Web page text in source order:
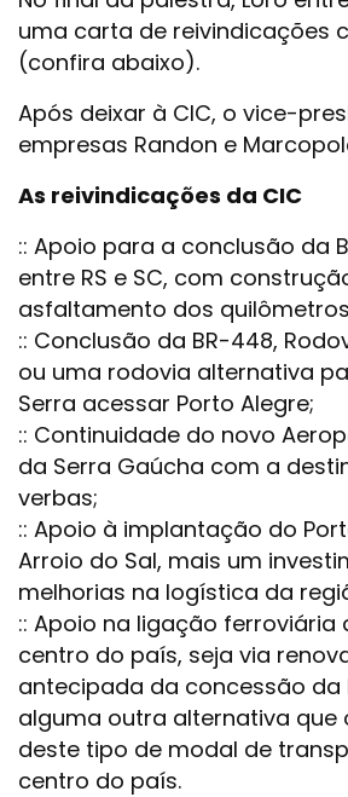
uma carta de reivindicações
(confira abaixo).
Após deixar à CIC, o vice-
empresas Randon e
As reivindicações da CIC
:: Apoio para a conclusão da
entre RS e SC, com
asfaltamento dos
:: Conclusão da BR-448,
ou uma rodovia alternativa
Serra acessar Porto Alegre;
:: Continuidade do novo
da Serra Gaúcha com a
verbas;
:: Apoio à implantação do
Arroio do Sal, mais um
melhorias na logística da
:: Apoio na ligação ferroviária
centro do país, seja via
antecipada da concessão da
alguma outra alternativa que
deste tipo de modal de
centro do país.